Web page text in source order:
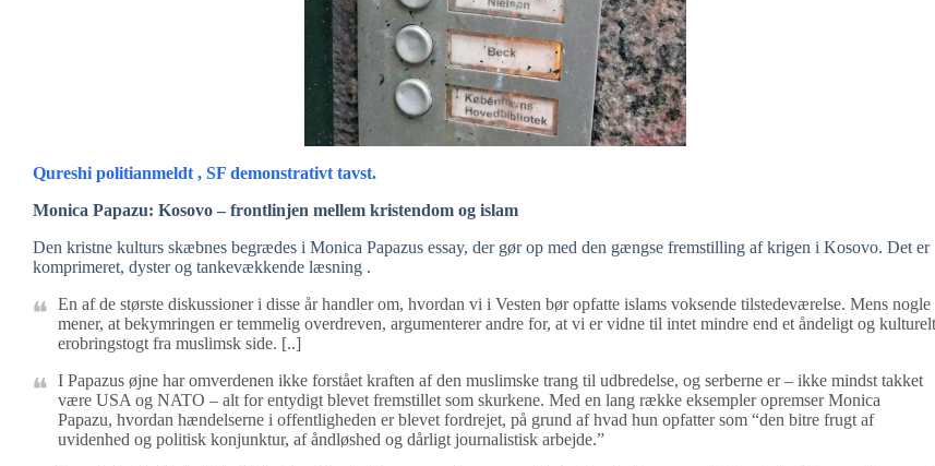
Qureshi politianmeldt , SF demonstrativt tavst.
Monica Papazu: Kosovo – frontlinjen mellem kristendom og islam
Den kristne kulturs skæbnes begrædes i Monica Papazus essay, der gør op med den gængse fremstilling af krigen i Kosovo. Det er
komprimeret, dyster og tankevækkende læsning .
En af de største diskussioner i disse år handler om, hvordan vi i Vesten bør opfatte islams voksende tilstedeværelse. Mens nogle
mener, at bekymringen er temmelig overdreven, argumenterer andre for, at vi er vidne til intet mindre end et åndeligt og kulturelt
erobringstogt fra muslimsk side. [..]
I Papazus øjne har omverdenen ikke forstået kraften af den muslimske trang til udbredelse, og serberne er – ikke mindst takket
være USA og NATO – alt for entydigt blevet fremstillet som skurkene. Med en lang række eksempler opremser Monica
Papazu, hvordan hændelserne i offentligheden er blevet fordrejet, på grund af hvad hun opfatter som “den bitre frugt af
uvidenhed og politisk konjunktur, af åndløshed og dårligt journalistisk arbejde.”